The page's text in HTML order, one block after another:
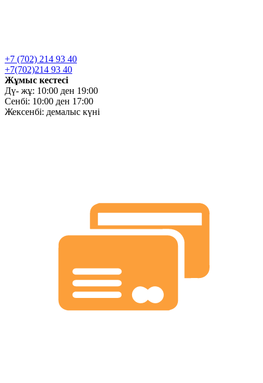
+7 (702) 214 93 40
+7(702)214 93 40
Жұмыс кестесі
Дү- жұ: 10:00 ден 19:00
Сенбі: 10:00 ден 17:00
Жексенбі: демалыс күні